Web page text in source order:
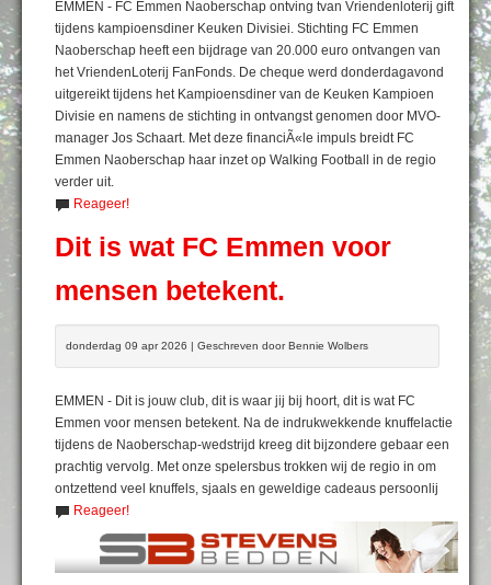
EMMEN - FC Emmen Naoberschap ontving tvan Vriendenloterij gift
tijdens kampioensdiner Keuken Divisiei. Stichting FC Emmen
Naoberschap heeft een bijdrage van 20.000 euro ontvangen van
het VriendenLoterij FanFonds. De cheque werd donderdagavond
uitgereikt tijdens het Kampioensdiner van de Keuken Kampioen
Divisie en namens de stichting in ontvangst genomen door MVO-
manager Jos Schaart. Met deze financiÃ«le impuls breidt FC
Emmen Naoberschap haar inzet op Walking Football in de regio
verder uit.
Reageer!
Dit is wat FC Emmen voor
mensen betekent.
donderdag 09 apr 2026 | Geschreven door Bennie Wolbers
EMMEN - Dit is jouw club, dit is waar jij bij hoort, dit is wat FC
Emmen voor mensen betekent. Na de indrukwekkende knuffelactie
tijdens de Naoberschap-wedstrijd kreeg dit bijzondere gebaar een
prachtig vervolg. Met onze spelersbus trokken wij de regio in om
ontzettend veel knuffels, sjaals en geweldige cadeaus persoonlij
Reageer!